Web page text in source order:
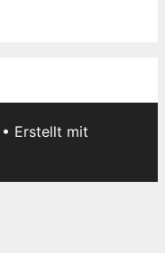
• Erstellt mit